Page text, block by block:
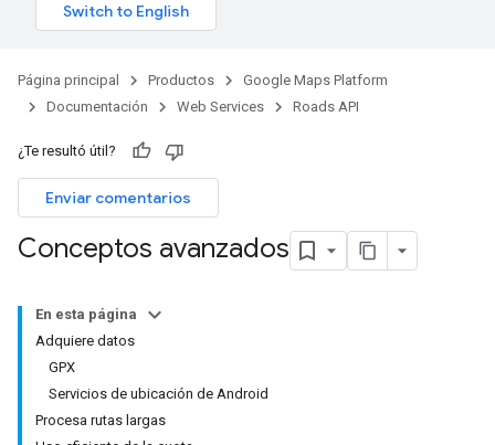
Página principal Productos
Google Maps Platform
Documentación
Web Services Roads API
¿Te resultó útil?
Enviar comentarios
Conceptos avanzados
En esta página
Adquiere datos
GPX
Servicios de ubicación de Android
Procesa rutas largas